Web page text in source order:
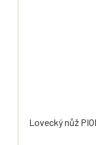
Lovecký nůž